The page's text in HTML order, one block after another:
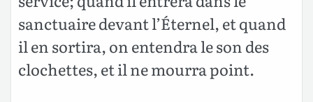
sanctuaire devant l’Éternel, et quand
il en sortira, on entendra le son des
clochettes, et il ne mourra point.